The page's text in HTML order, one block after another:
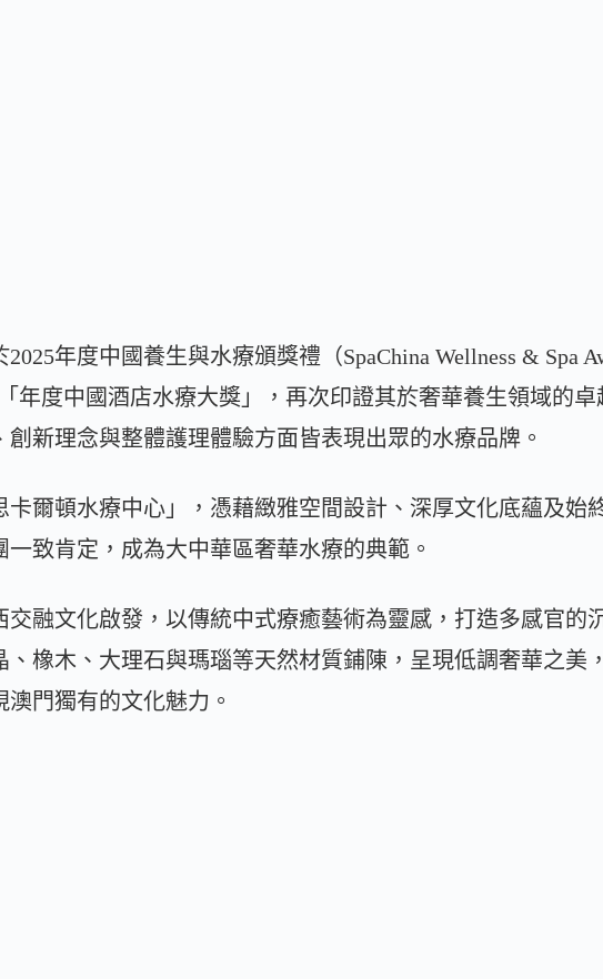
年度中國養生與水療頒獎禮（SpaChina Wellness & Spa
年度中國酒店水療大獎」，再次印證其於奢華養生領域的卓
創新理念與整體護理體驗方面皆表現出眾的水療品牌。
卡爾頓水療中心」，憑藉緻雅空間設計、深厚文化底蘊及始
致肯定，成為大中華區奢華水療的典範。
融文化啟發，以傳統中式療癒藝術為靈感，打造多感官的
、橡木、大理石與瑪瑙等天然材質鋪陳，呈現低調奢華之美
門獨有的文化魅力。